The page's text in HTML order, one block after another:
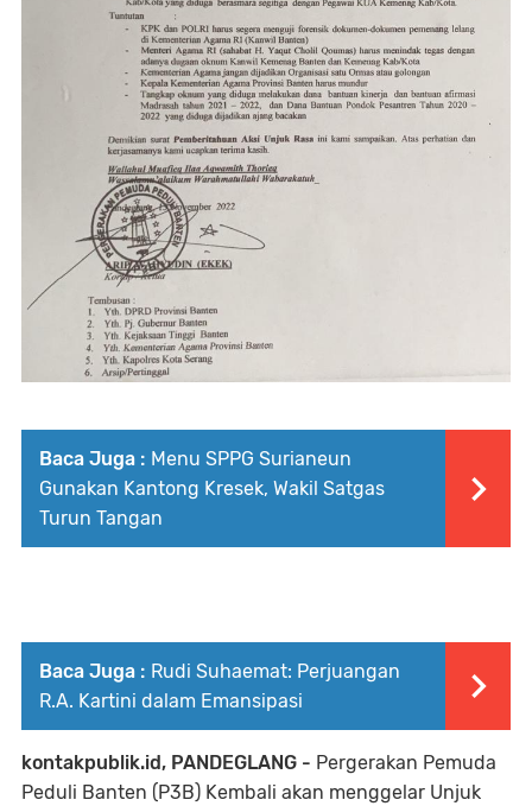
Baca Juga : Menu SPPG Surianeun
Gunakan Kantong Kresek, Wakil Satgas
Turun Tangan
Baca Juga : Rudi Suhaemat: Perjuangan
R.A. Kartini dalam Emansipasi
kontakpublik.id, PANDEGLANG - Pergerakan Pemuda
Peduli Banten (P3B) Kembali akan menggelar Unjuk